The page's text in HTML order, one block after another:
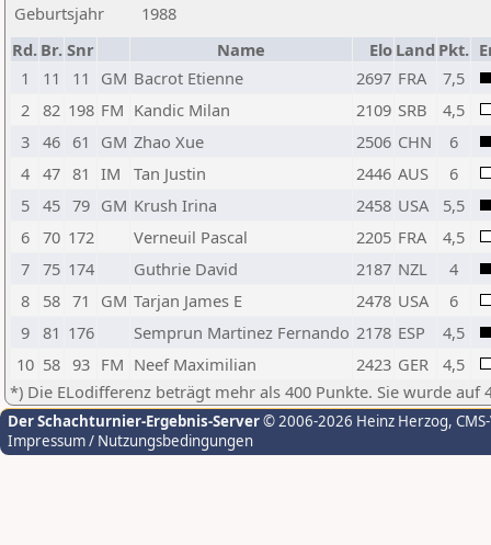
Geburtsjahr
1988
Rd. Br. Snr Name Elo Land Pkt.
1
11 11 GM Bacrot Etienne 2697 FRA
7,5
2
82 198 FM Kandic Milan 2109 SRB
4,5
3
46 61 GM Zhao Xue 2506 CHN
6
4
47 81 IM Tan Justin 2446 AUS
6
5
45 79 GM Krush Irina 2458 USA
5,5
6
70 172 Verneuil Pascal 2205 FRA
4,5
7
75 174 Guthrie David 2187 NZL
4
8
58 71 GM Tarjan James E 2478 USA
6
9
81 176 Semprun Martinez Fernando 2178 ESP
4,5
10 58 93 FM Neef Maximilian 2423 GER
4,5
*) Die ELodifferenz beträgt mehr als 400 Punkte. Sie wurde auf
Der Schachturnier-Ergebnis-Server© 2006-2026 Heinz Herzog,
Impressum / Nutzungsbedingungen